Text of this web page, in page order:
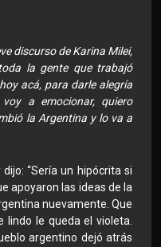
discurso de Karina Milei,
la gente que trabajó
acá, para darle alegría
a emocionar, quiero
la Argentina y lo va a
“Sería un hipócrita si
apoyaron las ideas de la
nuevamente. Que
lindo le queda el violeta.
argentino dejó atrás